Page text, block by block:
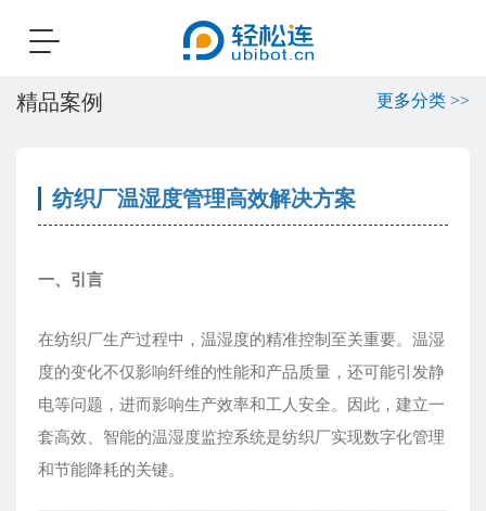
Toggle
精品案例 更多分类 >>
纺织厂温湿度管理高效解决方案
一、引言
在纺织厂生产过程中，温湿度的精准控制至关重要。温湿
度的变化不仅影响纤维的性能和产品质量，还可能引发静
电等问题，进而影响生产效率和工人安全。因此，建立一
套高效、智能的温湿度监控系统是纺织厂实现数字化管理
和节能降耗的关键。